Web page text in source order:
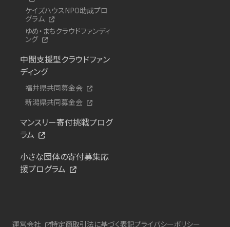
ケイズハウスNPO助成プロ
グラム
ゆめ・まちクラウドファンディ
ング
中間支援型クラウドファン
ディング
福井県共同募金会
新潟県共同募金会
マンスリー寄付挑戦プログ
ラム
小さな団体の寄付募集応
援プログラム
運営会社 特定商取引法に基づく表記プライバシーポリシー